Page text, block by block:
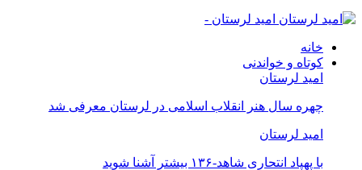
امید لرستان -
خانه
کوتاه و خواندنی
امید لرستان
چهره سال هنر انقلاب اسلامی در لرستان معرفی شد
امید لرستان
با پهپاد انتحاری شاهد-۱۳۶ بیشتر آشنا شوید